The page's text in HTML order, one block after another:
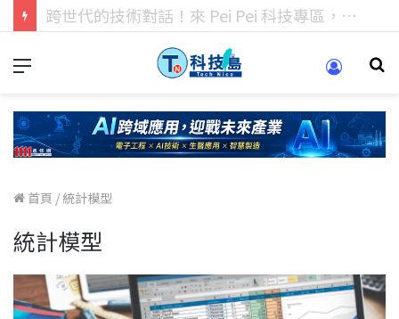
科技人的經驗傳承地！在 Pei Pei 科技專區，與學弟妹交流最硬核的技術
首頁 / 統計模型
統計模型